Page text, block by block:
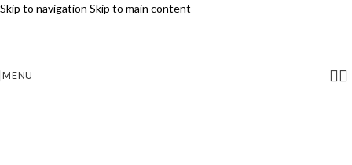
Skip to navigation Skip to main content
MENU